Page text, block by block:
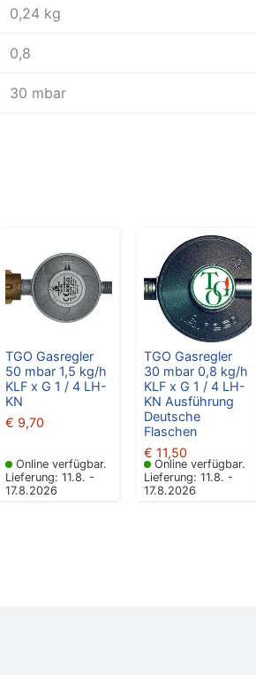
0,24 kg
0,8
30 mbar
TGO Gasregler
50 mbar 1,5 kg/h
KLF x G 1 / 4 LH-
KN
€ 9,70
Online verfügbar.
Lieferung: 11.8. -
17.8.2026
TGO Gasregler
30 mbar 0,8 kg/h
KLF x G 1 / 4 LH-
KN Ausführung
Deutsche
Flaschen
€ 11,50
Online verfügbar.
Lieferung: 11.8. -
17.8.2026